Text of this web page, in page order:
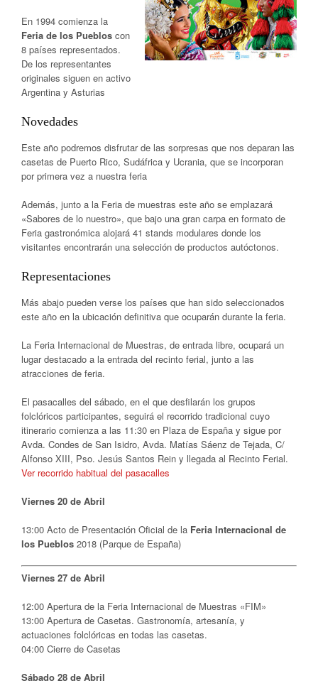
En 1994 comienza la
Feria de los Pueblos con
8 países representados.
De los representantes
originales siguen en activo
Argentina y Asturias
Novedades
Este año podremos disfrutar de las sorpresas que nos deparan las
casetas de Puerto Rico, Sudáfrica y Ucrania, que se incorporan
por primera vez a nuestra feria
Además, junto a la Feria de muestras este año se emplazará
«Sabores de lo nuestro», que bajo una gran carpa en formato de
Feria gastronómica alojará 41 stands modulares donde los
visitantes encontrarán una selección de productos autóctonos.
Representaciones
Más abajo pueden verse los países que han sido seleccionados
este año en la ubicación definitiva que ocuparán durante la feria.
La Feria Internacional de Muestras, de entrada libre, ocupará un
lugar destacado a la entrada del recinto ferial, junto a las
atracciones de feria.
El pasacalles del sábado, en el que desfilarán los grupos
folclóricos participantes, seguirá el recorrido tradicional cuyo
itinerario comienza a las 11:30 en Plaza de España y sigue por
Avda. Condes de San Isidro, Avda. Matías Sáenz de Tejada, C/
Alfonso XIII, Pso. Jesús Santos Rein y llegada al Recinto Ferial.
Ver recorrido habitual del pasacalles
Viernes 20 de Abril
13:00 Acto de Presentación Oficial de la Feria Internacional de
los Pueblos 2018 (Parque de España)
Viernes 27 de Abril
12:00 Apertura de la Feria Internacional de Muestras «FIM»
13:00 Apertura de Casetas. Gastronomía, artesanía, y
actuaciones folclóricas en todas las casetas.
04:00 Cierre de Casetas
Sábado 28 de Abril